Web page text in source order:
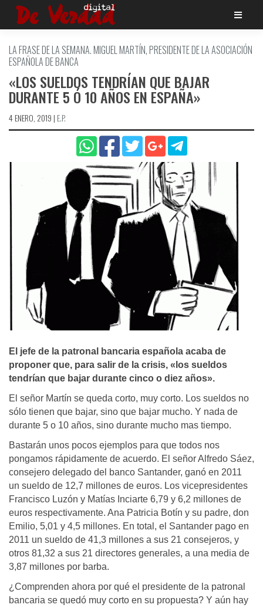
Saltar
LA FRASE DE LA SEMANA. MIGUEL MARTÍ­N, PRESIDENTE DE LA ASOCIACIÓN
ESPAÑOLA DE BANCA
«LOS SUELDOS TENDRÍ­AN QUE BAJAR
DURANTE 5 Ó 10 AÑOS EN ESPAÑA»
4 ENERO, 2019 | E.P.
El jefe de la patronal bancaria española acaba de
proponer que, para salir de la crisis, «los sueldos
tendrí­an que bajar durante cinco o diez años».
El señor Martín se queda corto, muy corto. Los sueldos no
sólo tienen que bajar, sino que bajar mucho. Y nada de
durante 5 o 10 años, sino durante mucho mas tiempo.
Bastarán unos pocos ejemplos para que todos nos
pongamos rápidamente de acuerdo. El señor Alfredo Sáez,
consejero delegado del banco Santander, ganó en 2011
un sueldo de 12,7 millones de euros. Los vicepresidentes
Francisco Luzón y Matías Inciarte 6,79 y 6,2 millones de
euros respectivamente. Ana Patricia Botín y su padre, don
Emilio, 5,01 y 4,5 millones. En total, el Santander pago en
2011 un sueldo de 41,3 millones a sus 21 consejeros, y
otros 81,32 a sus 21 directores generales, a una media de
3,87 millones por barba.
¿Comprenden ahora por qué el presidente de la patronal
bancaria se quedó muy corto en su propuesta? Y aún hay